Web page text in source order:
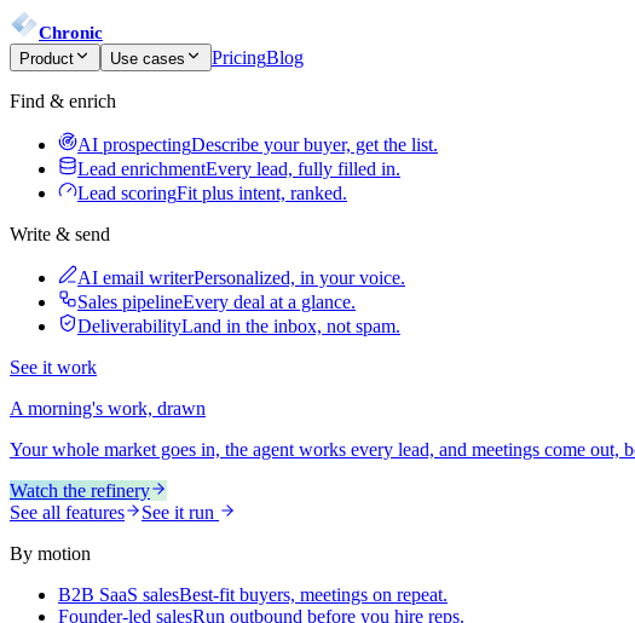
Chronic
Product Use cases PricingBlog
Find & enrich
AI prospectingDescribe your buyer, get the list.
Lead enrichmentEvery lead, fully filled in.
Lead scoringFit plus intent, ranked.
Write & send
AI email writerPersonalized, in your voice.
Sales pipelineEvery deal at a glance.
DeliverabilityLand in the inbox, not spam.
See it work
A morning's work, drawn
Your whole market goes in, the agent works every lead, and meetings come out,
Watch the refinery
See all features
See it run
By motion
B2B SaaS salesBest-fit buyers, meetings on repeat.
Founder-led salesRun outbound before you hire reps.